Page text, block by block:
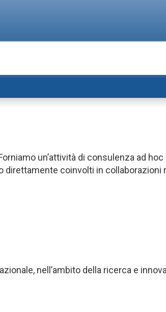
un’attività di consulenza ad hoc
coinvolti in collaborazioni
nell’ambito della ricerca e